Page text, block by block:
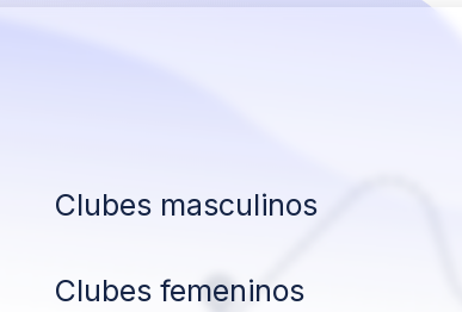
Clubes masculinos
Clubes femeninos